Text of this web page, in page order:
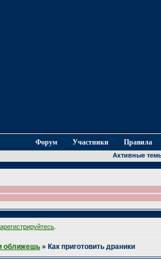
Форум Участники Правила
Активные
.
оближешь »Как приготовить драники